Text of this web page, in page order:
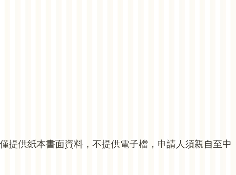
提供紙本書面資料，不提供電子檔，申請人須親自至中